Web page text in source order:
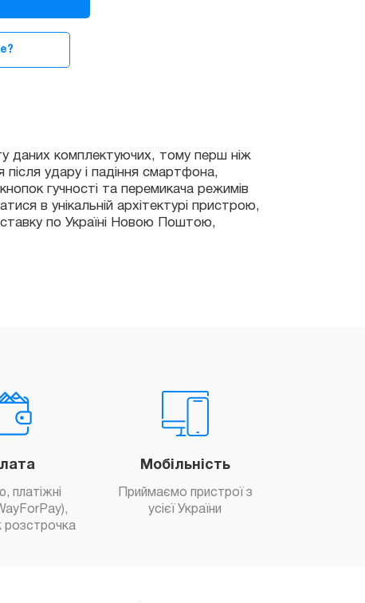
комплектуючих, тому перш ніж
і падіння смартфона,
унікальній архітектурі пристрою,
по Україні Новою Поштою,
платіжні
розстрочка
Мобільність
Приймаємо пристрої з
усієї України